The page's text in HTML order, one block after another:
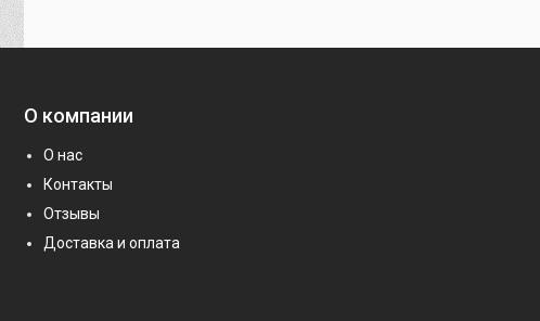
О компании
О нас
Контакты
Отзывы
Доставка и оплата